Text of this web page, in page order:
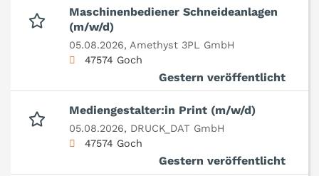
Maschinenbediener Schneideanlagen
(m/w/d)
05.08.2026, Amethyst 3PL GmbH
47574 Goch
Gestern veröffentlicht
Mediengestalter:in Print (m/w/d)
05.08.2026, DRUCK_DAT GmbH
47574 Goch
Gestern veröffentlicht